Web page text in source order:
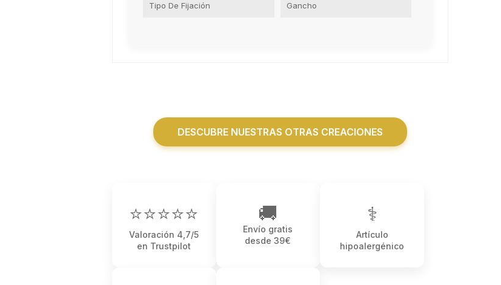
Tipo De Fijación Gancho
DESCUBRE NUESTRAS OTRAS CREACIONES
⭐⭐⭐⭐⭐
Valoración 4,7/5
en Trustpilot
🚚
Envío gratis
desde 39€
⚕
Artículo
hipoalergénico